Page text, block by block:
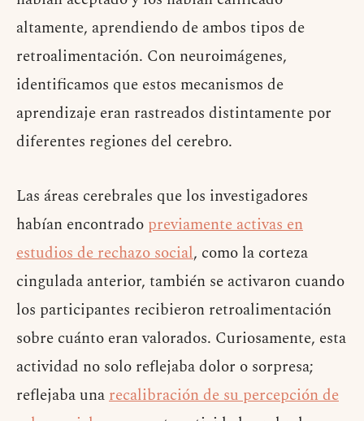
altamente, aprendiendo de ambos tipos de
retroalimentación. Con neuroimágenes,
identificamos que estos mecanismos de
aprendizaje eran rastreados distintamente por
diferentes regiones del cerebro.
Las áreas cerebrales que los investigadores
habían encontrado previamente activas en
estudios de rechazo social, como la corteza
cingulada anterior, también se activaron cuando
los participantes recibieron retroalimentación
sobre cuánto eran valorados. Curiosamente, esta
actividad no solo reflejaba dolor o sorpresa;
reflejaba unarecalibración de su percepción de